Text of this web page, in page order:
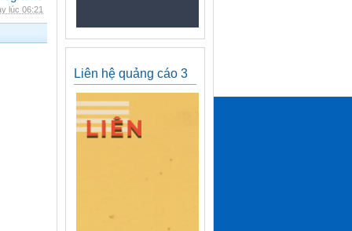
lúc 06:21
Liên hệ quảng cáo 3